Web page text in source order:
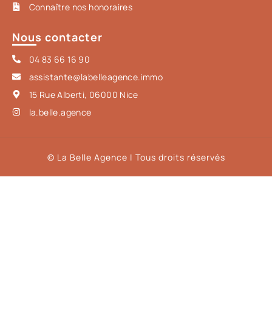
Connaître nos honoraires
Nous contacter
04 83 66 16 90
assistante@labelleagence.immo
15 Rue Alberti, 06000 Nice
la.belle.agence
© La Belle Agence | Tous droits réservés